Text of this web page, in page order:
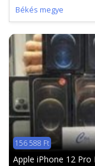
Békés megye
156 588 Ft
Apple iPhone 12 Pro